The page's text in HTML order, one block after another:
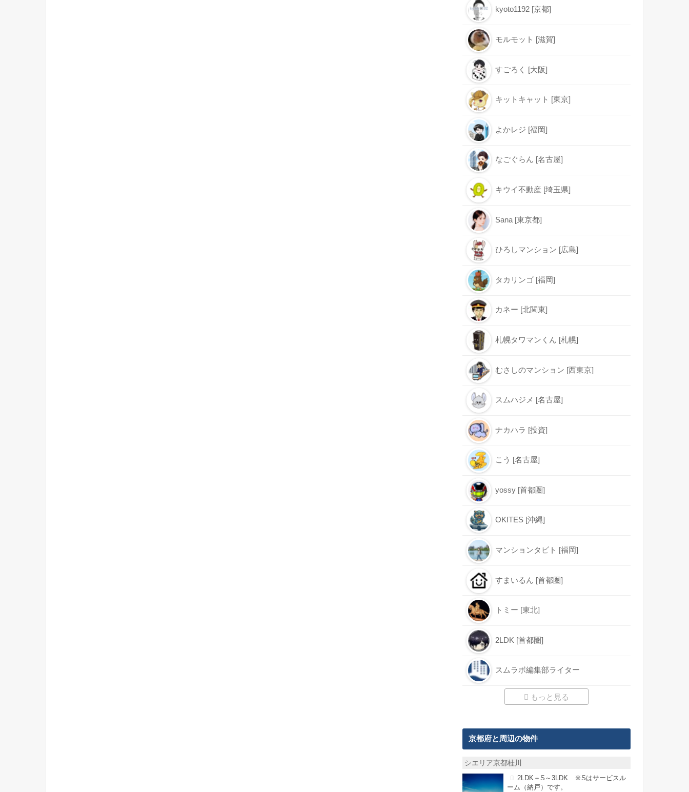
kyoto1192 [京都]
モルモット [滋賀]
すごろく [大阪]
キットキャット [東京]
よかレジ [福岡]
なごぐらん [名古屋]
キウイ不動産 [埼玉県]
Sana [東京都]
ひろしマンション [広島]
タカリンゴ [福岡]
カネー [北関東]
札幌タワマンくん [札幌]
むさしのマンション [西東京]
スムハジメ [名古屋]
ナカハラ [投資]
こう [名古屋]
yossy [首都圏]
OKITES [沖縄]
マンションタビト [福岡]
すまいるん [首都圏]
トミー [東北]
2LDK [首都圏]
スムラボ編集部ライター
もっと見る
京都府と周辺の物件
シエリア京都桂川
2LDK＋S～3LDK ※Sはサービスル
ーム（納戸）です。